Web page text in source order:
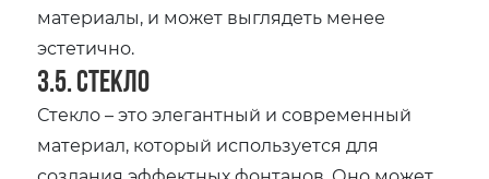
материалы‚ и может выглядеть менее
эстетично.
3.5. Стекло
Стекло – это элегантный и современный
материал‚ который используется для